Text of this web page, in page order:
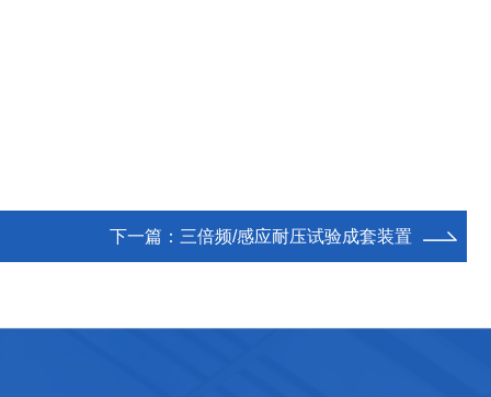
下一篇： 三倍频/感应耐压试验成套装置